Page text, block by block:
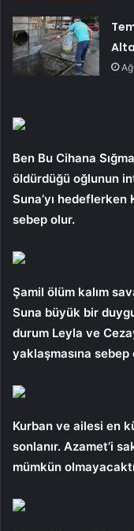
Ben Bu Cihana
öldürdüğü oğlunun
Suna’yı hedeflerken
sebep olur.
Şamil ölüm kalım
Suna büyük bir
durum Leyla ve
yaklaşmasına sebep
Kurban ve ailesi en
sonlanır. Azamet’i
mümkün